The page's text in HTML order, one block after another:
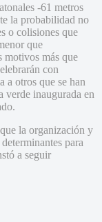
-61 metros
la probabilidad no
o colisiones que
que
motivos más que
con
a otros que se han
verde inaugurada en
la organización y
para
a seguir